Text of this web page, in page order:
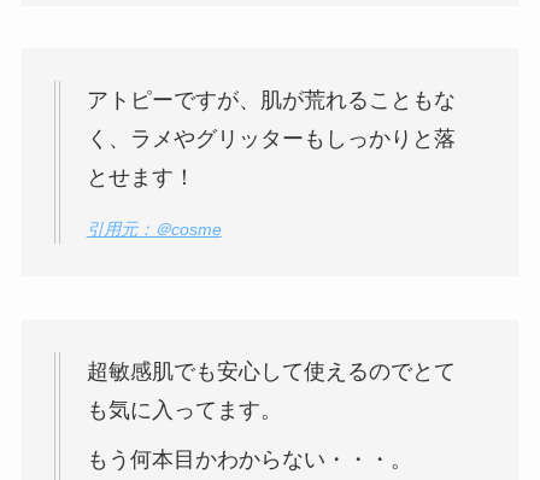
アトピーですが、肌が荒れることもな
く、ラメやグリッターもしっかりと落
とせます！
引用元：＠cosme
超敏感肌でも安心して使えるのでとて
も気に入ってます。
もう何本目かわからない・・・。